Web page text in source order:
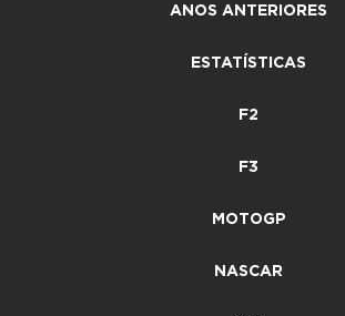
ANOS ANTERIORES
ESTATÍSTICAS
F2
F3
MOTOGP
NASCAR